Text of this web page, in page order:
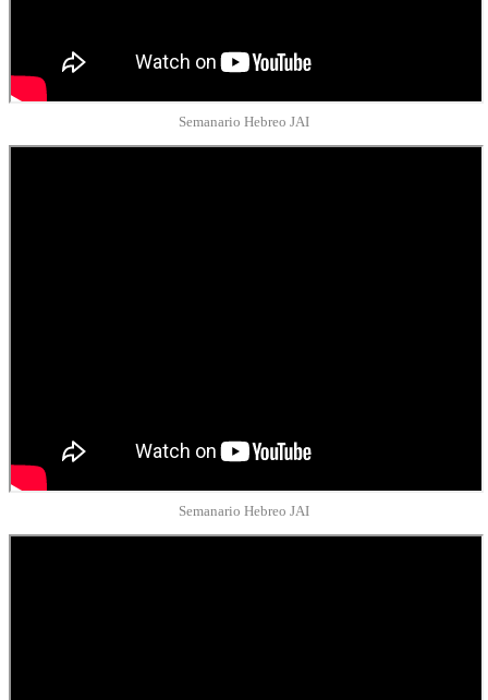
Semanario Hebreo JAI
Semanario Hebreo JAI